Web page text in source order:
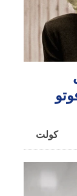
کولت